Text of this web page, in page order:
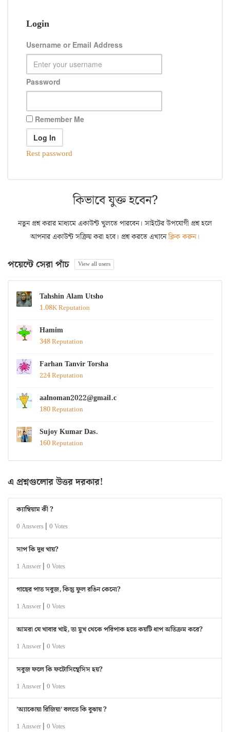
Login
Username or Email Address
Password
Remember Me
Rest password
কিভাবে যুক্ত হবেন?
নতুন প্রশ্ন করার মাধ্যমে একাউন্ট খুলতে পারবেন। সাইটের উপযোগী প্রশ্ন হলে
আপনার একাউন্ট সক্রিয় করা হবে। প্রশ্ন করতে এখানেক্লিক করুন।
পয়েন্টে সেরা পাঁচ View all users
Tahshin Alam Utsho
1.08K Reputation
Hamim
348 Reputation
Farhan Tanvir Torsha
224 Reputation
aalnoman2022@gmail.com
180 Reputation
Sujoy Kumar Das.
160 Reputation
এ প্রশ্নগুলোর উত্তর দরকার!
ক্যাম্বিয়াম কী ?
0 Answers | 0 Votes
সাপ কি দুধ খায়?
1 Answer | 0 Votes
গাছের পাত সবুজ, কিন্তু ফুল রঙিন কেনো?
1 Answer | 0 Votes
আমরা যে খাবার খাই, তা মুখ থেকে পরিপাক হতে কয়টি ধাপ অতিক্রম করে?
1 Answer | 0 Votes
সবুজ ফলে কি ফটোসিন্থেসিস হয়?
1 Answer | 0 Votes
’অ্যাকোয়া রিজিয়া’ বলতে কি বুঝায় ?
1 Answer | 0 Votes